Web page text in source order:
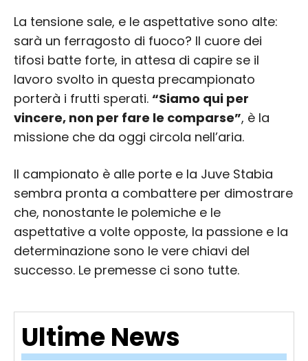
Ultime News
La tensione sale, e le aspettative sono alte:
sarà un ferragosto di fuoco? Il cuore dei
tifosi batte forte, in attesa di capire se il
lavoro svolto in questa precampionato
porterà i frutti sperati. “Siamo qui per
vincere, non per fare le comparse”, è la
missione che da oggi circola nell’aria.
Il campionato è alle porte e la Juve Stabia
sembra pronta a combattere per dimostrare
che, nonostante le polemiche e le
aspettative a volte opposte, la passione e la
determinazione sono le vere chiavi del
successo. Le premesse ci sono tutte.